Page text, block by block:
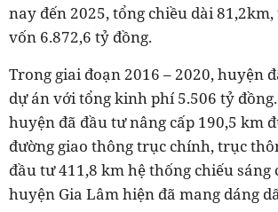
nay đến 2025, tổng chiều dài
vốn 6.872,6 tỷ đồng.
Trong giai đoạn 2016 – 2020, huyện
dự án với tổng kinh phí 5.506 tỷ
huyện đã đầu tư nâng cấp 190,5 km
đường giao thông trục chính, trục
đầu tư 411,8 km hệ thống chiếu sáng
huyện Gia Lâm hiện đã mang dáng